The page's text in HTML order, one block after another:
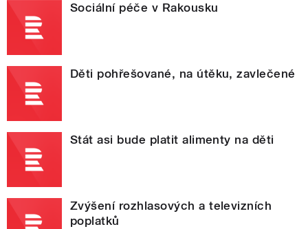
Sociální péče v Rakousku
Děti pohřešované, na útěku, zavlečené
Stát asi bude platit alimenty na děti
Zvýšení rozhlasových a televizních
poplatků